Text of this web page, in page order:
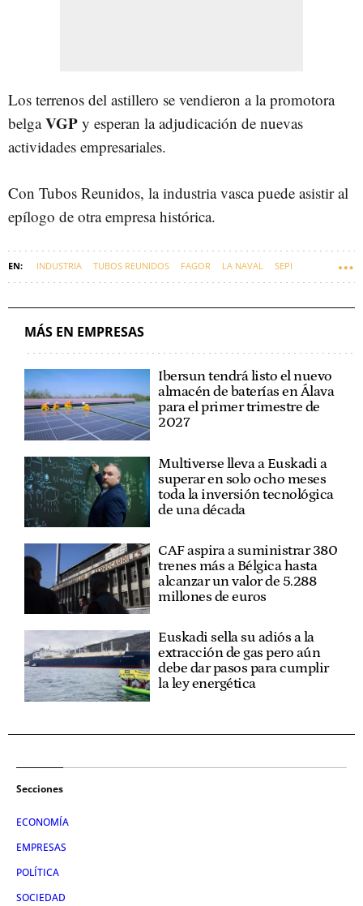
Los terrenos del astillero se vendieron a la promotora
belgaVGP y esperan la adjudicación de nuevas
actividades empresariales.
Con Tubos Reunidos, la industria vasca puede asistir al
epílogo de otra empresa histórica.
INDUSTRIA TUBOS REUNIDOS FAGOR LA NAVAL SEPI
MÁS EN EMPRESAS
Ibersun tendrá listo el nuevo
almacén de baterías en Álava
para el primer trimestre de
2027
Multiverse lleva a Euskadi a
superar en solo ocho meses
toda la inversión tecnológica
de una década
CAF aspira a suministrar 380
trenes más a Bélgica hasta
alcanzar un valor de 5.288
millones de euros
Euskadi sella su adiós a la
extracción de gas pero aún
debe dar pasos para cumplir
la ley energética
Secciones
ECONOMÍA
EMPRESAS
POLÍTICA
SOCIEDAD